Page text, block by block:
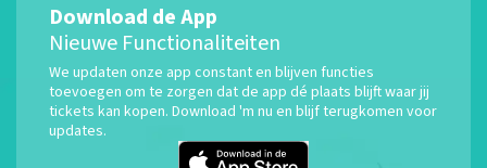
Download de App
Nieuwe Functionaliteiten
We updaten onze app constant en blijven functies
toevoegen om te zorgen dat de app dé plaats blijft waar jij
tickets kan kopen. Download 'm nu en blijf terugkomen voor
updates.